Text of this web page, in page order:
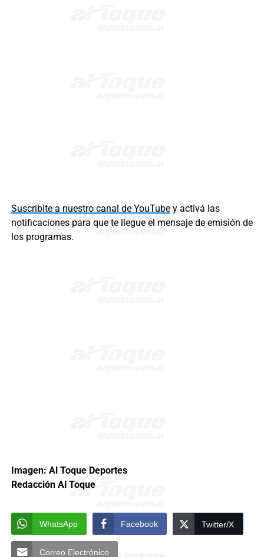
Suscribite a nuestro canal de YouTubey activá las
notificaciones para que te llegue el mensaje de emisión de
los programas.
Imagen: Al Toque Deportes
Redacción Al Toque
WhatsApp Facebook Twitter/X
Correo Electrónico